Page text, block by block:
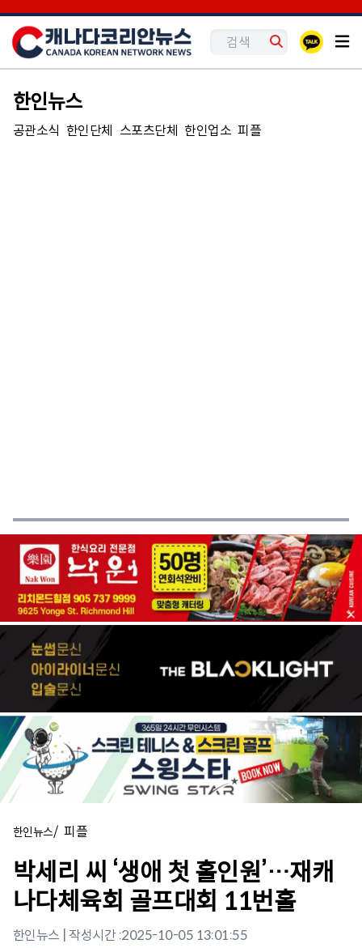
한인뉴스
공관소식 한인단체 스포츠단체 한인업소 피플
한인뉴스/ 피플
박세리 씨 ‘생애 첫 홀인원’…재캐
나다체육회 골프대회 11번홀
한인뉴스 | 작성시간 :2025-10-05 13:01:55